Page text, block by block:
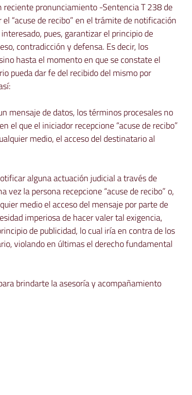
pronunciamiento -Sentencia T 238 de
el “acuse de recibo” en el trámite de notificación
pues, garantizar el principio de
contradicción y defensa. Es decir, los
hasta el momento en que se constate el
pueda dar fe del recibido del mismo por
mensaje de datos, los términos procesales no
el que el iniciador recepcione “acuse de recibo”
medio, el acceso del destinatario al
alguna actuación judicial a través de
vez la persona recepcione “acuse de recibo” o,
medio el acceso del mensaje por parte de
imperiosa de hacer valer tal exigencia,
de publicidad, lo cual iría en contra de los
violando en últimas el derecho fundamental
brindarte la asesoría y acompañamiento